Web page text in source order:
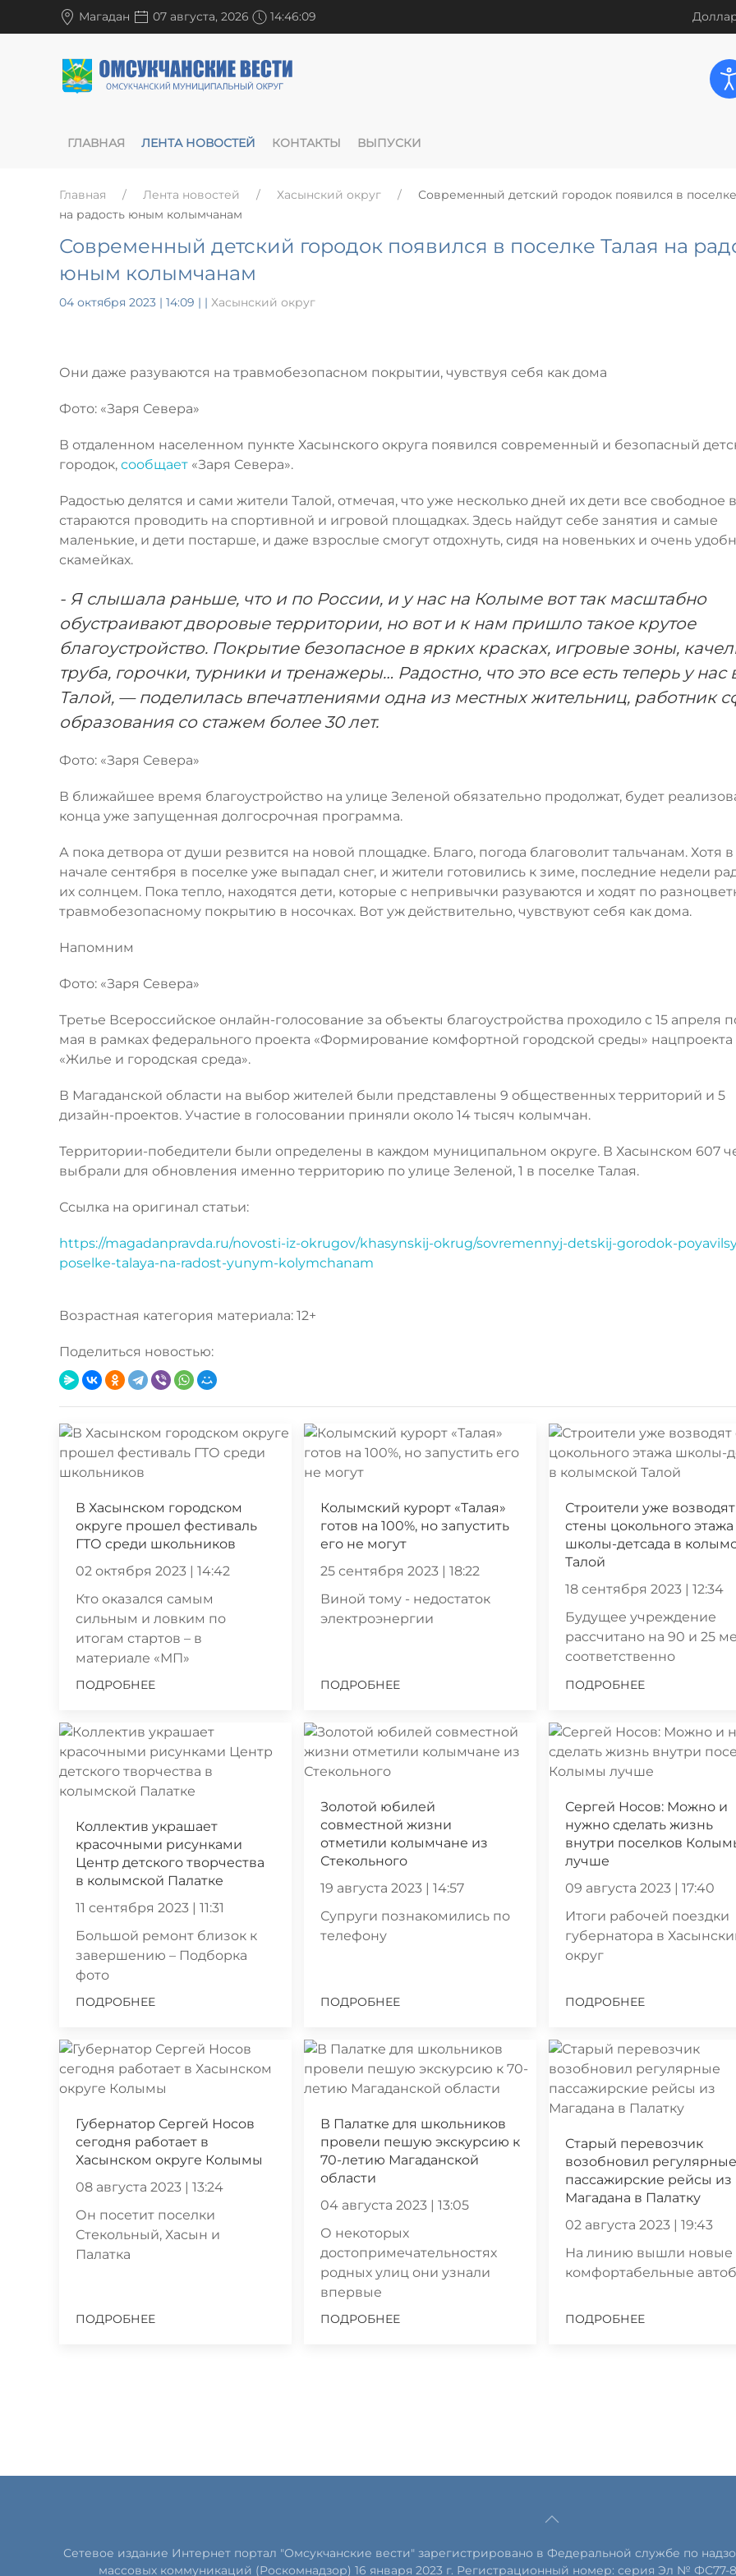
Магадан 07 августа, 2026 14:46:09
ГЛАВНАЯ ЛЕНТА НОВОСТЕЙ КОНТАКТЫ ВЫПУСКИ
Главная Лента новостей Хасынский округ
Современный детский городок появился в
на радость юным колымчанам
Современный детский городок появился в поселке Талая на
юным колымчанам
04 октября 2023 | 14:09 | | Хасынский округ
Они даже разуваются на травмобезопасном покрытии, чувствуя себя как дома
Фото: «Заря Севера»
В отдаленном населенном пункте Хасынского округа появился современный и безопасный
городок, сообщает «Заря Севера».
Радостью делятся и сами жители Талой, отмечая, что уже несколько дней их дети все свободное
стараются проводить на спортивной и игровой площадках. Здесь найдут себе занятия и самые
маленькие, и дети постарше, и даже взрослые смогут отдохнуть, сидя на новеньких и очень
скамейках.
- Я слышала раньше, что и по России, и у нас на Колыме вот так масштабно
обустраивают дворовые территории, но вот и к нам пришло такое крутое
благоустройство. Покрытие безопасное в ярких красках, игровые зоны,
труба, горочки, турники и тренажеры… Радостно, что это все есть теперь у нас
Талой, — поделилась впечатлениями одна из местных жительниц, работник
образования со стажем более 30 лет.
Фото: «Заря Севера»
В ближайшее время благоустройство на улице Зеленой обязательно продолжат, будет
конца уже запущенная долгосрочная программа.
А пока детвора от души резвится на новой площадке. Благо, погода благоволит тальчанам. Хотя в
начале сентября в поселке уже выпадал снег, и жители готовились к зиме, последние недели
их солнцем. Пока тепло, находятся дети, которые с непривычки разуваются и ходят по
травмобезопасному покрытию в носочках. Вот уж действительно, чувствуют себя как дома.
Напомним
Фото: «Заря Севера»
Третье Всероссийское онлайн-голосование за объекты благоустройства проходило с 15 апреля
мая в рамках федерального проекта «Формирование комфортной городской среды» нацпроекта
«Жилье и городская среда».
В Магаданской области на выбор жителей были представлены 9 общественных территорий и 5
дизайн-проектов. Участие в голосовании приняли около 14 тысяч колымчан.
Территории-победители были определены в каждом муниципальном округе. В Хасынском 607
выбрали для обновления именно территорию по улице Зеленой, 1 в поселке Талая.
Ссылка на оригинал статьи:
https://magadanpravda.ru/novosti-iz-okrugov/khasynskij-okrug/sovremennyj-detskij-gorodok-
poselke-talaya-na-radost-yunym-kolymchanam
Возрастная категория материала: 12+
Поделиться новостью:
В Хасынском городском
округе прошел фестиваль
ГТО среди школьников
02 октября 2023 | 14:42
Кто оказался самым
сильным и ловким по
итогам стартов – в
материале «МП»
ПОДРОБНЕЕ
Колымский курорт «Талая»
готов на 100%, но запустить
его не могут
25 сентября 2023 | 18:22
Виной тому - недостаток
электроэнергии
ПОДРОБНЕЕ
Строители уже возводят
стены цокольного этажа
школы-детсада в
Талой
18 сентября 2023 | 12:34
Будущее учреждение
рассчитано на 90 и 25
соответственно
ПОДРОБНЕЕ
Коллектив украшает
красочными рисунками
Центр детского творчества
в колымской Палатке
11 сентября 2023 | 11:31
Большой ремонт близок к
завершению – Подборка
фото
ПОДРОБНЕЕ
Золотой юбилей
совместной жизни
отметили колымчане из
Стекольного
19 августа 2023 | 14:57
Супруги познакомились по
телефону
ПОДРОБНЕЕ
Сергей Носов: Можно и
нужно сделать жизнь
внутри поселков
лучше
09 августа 2023 | 17:40
Итоги рабочей поездки
губернатора в
округ
ПОДРОБНЕЕ
Губернатор Сергей Носов
сегодня работает в
Хасынском округе Колымы
08 августа 2023 | 13:24
Он посетит поселки
Стекольный, Хасын и
Палатка
ПОДРОБНЕЕ
В Палатке для школьников
провели пешую экскурсию к
70-летию Магаданской
области
04 августа 2023 | 13:05
О некоторых
достопримечательностях
родных улиц они узнали
впервые
ПОДРОБНЕЕ
Старый перевозчик
возобновил регулярные
пассажирские рейсы из
Магадана в Палатку
02 августа 2023 | 19:43
На линию вышли новые
комфортабельные
ПОДРОБНЕЕ
Сетевое издание Интернет портал "Омсукчанские вести" зарегистрировано в Федеральной службе по
массовых коммуникаций (Роскомнадзор) 16 января 2023 г. Регистрационный номер: серия Эл № ФС77-